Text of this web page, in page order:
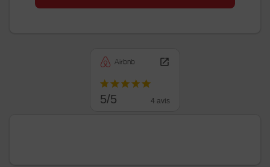
Airbnb
5/5 4 avis